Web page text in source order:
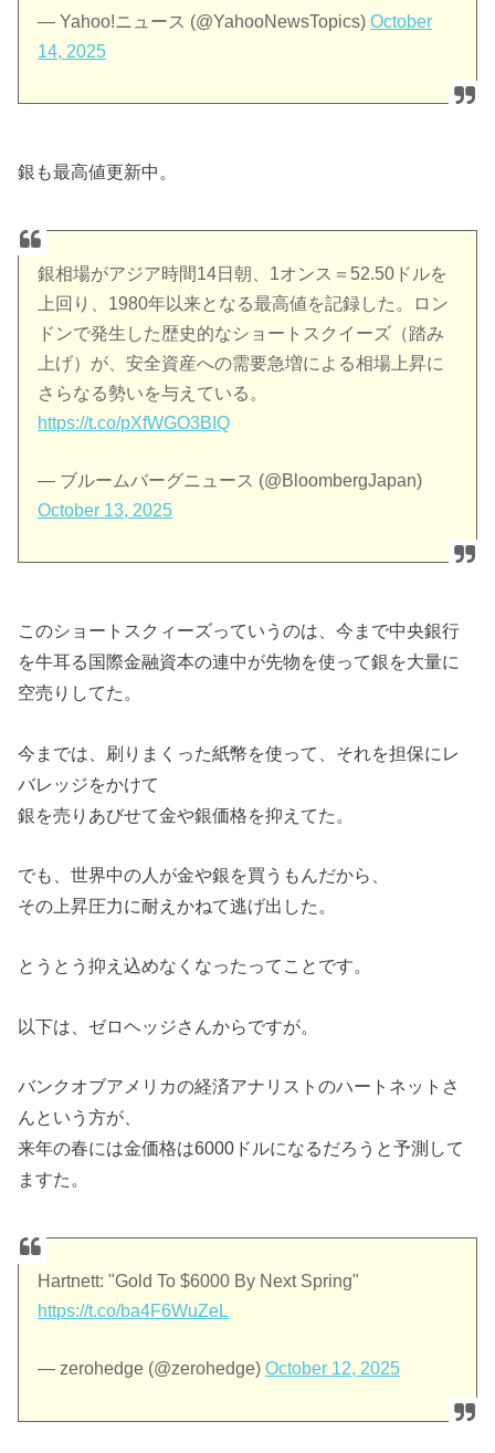
— Yahoo!ニュース (@YahooNewsTopics)October
14, 2025
銀も最高値更新中。
銀相場がアジア時間14日朝、1オンス＝52.50ドルを
上回り、1980年以来となる最高値を記録した。ロン
ドンで発生した歴史的なショートスクイーズ（踏み
上げ）が、安全資産への需要急増による相場上昇に
さらなる勢いを与えている。
https://t.co/pXfWGO3BIQ
— ブルームバーグニュース (@BloombergJapan)
October 13, 2025
このショートスクィーズっていうのは、今まで中央銀行
を牛耳る国際金融資本の連中が先物を使って銀を大量に
空売りしてた。
今までは、刷りまくった紙幣を使って、それを担保にレ
バレッジをかけて
銀を売りあびせて金や銀価格を抑えてた。
でも、世界中の人が金や銀を買うもんだから、
その上昇圧力に耐えかねて逃げ出した。
とうとう抑え込めなくなったってことです。
以下は、ゼロヘッジさんからですが。
バンクオブアメリカの経済アナリストのハートネットさ
んという方が、
来年の春には金価格は6000ドルになるだろうと予測して
ますた。
Hartnett: "Gold To $6000 By Next Spring"
https://t.co/ba4F6WuZeL
— zerohedge (@zerohedge)October 12, 2025